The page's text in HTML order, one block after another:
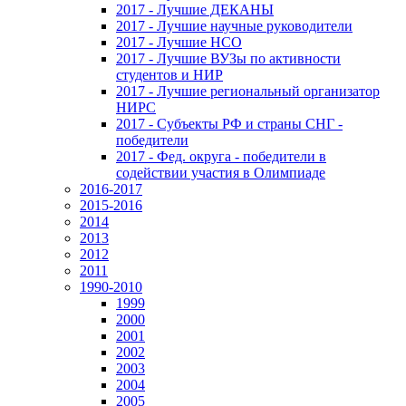
2017 - Лучшие ДЕКАНЫ
2017 - Лучшие научные руководители
2017 - Лучшие НСО
2017 - Лучшие ВУЗы по активности
студентов и НИР
2017 - Лучшие региональный организатор
НИРС
2017 - Субъекты РФ и страны СНГ -
победители
2017 - Фед. округа - победители в
содействии участия в Олимпиаде
2016-2017
2015-2016
2014
2013
2012
2011
1990-2010
1999
2000
2001
2002
2003
2004
2005